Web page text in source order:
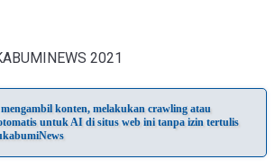
2021
konten, melakukan crawling atau
untuk AI di situs web ini tanpa izin tertulis